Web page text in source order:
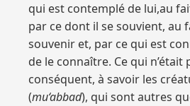
qui est contemplé de lui,au
par ce dont il se souvient, au
souvenir et, par ce qui est
de le connaître. Ce qui n’était
conséquent, à savoir les
(mu‘abbad), qui sont autres